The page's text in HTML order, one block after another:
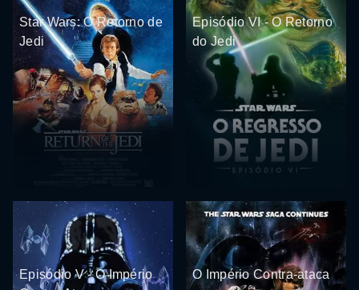
Star Wars: O Retorno de
Jedi
Episódio VI - O Retorno
do Jedi
Episódio V - O Império
O Império Contra-ataca